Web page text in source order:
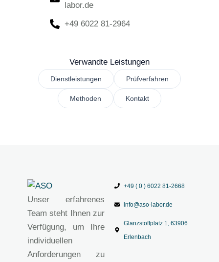
labor.de
+49 6022 81-2964
Verwandte Leistungen
Dienstleistungen Prüfverfahren
Methoden Kontakt
Unser erfahrenes
Team steht Ihnen zur
Verfügung, um Ihre
individuellen
Anforderungen zu
+49 ( 0 ) 6022 81-2668
info@aso-labor.de
Glanzstoffplatz 1, 63906
Erlenbach